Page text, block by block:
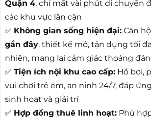
Quận 4, chỉ mất vài phút di chuyển
các khu vực lân cận
✅ Không gian sống hiện đại: Căn
gần đây, thiết kế mở, tận dụng tối
nhiên, mang lại cảm giác thoáng
✅ Tiện ích nội khu cao cấp: Hồ bơi,
vui chơi trẻ em, an ninh 24/7, đáp
sinh hoạt và giải trí
✅ Hợp đồng thuê linh hoạt: Phù